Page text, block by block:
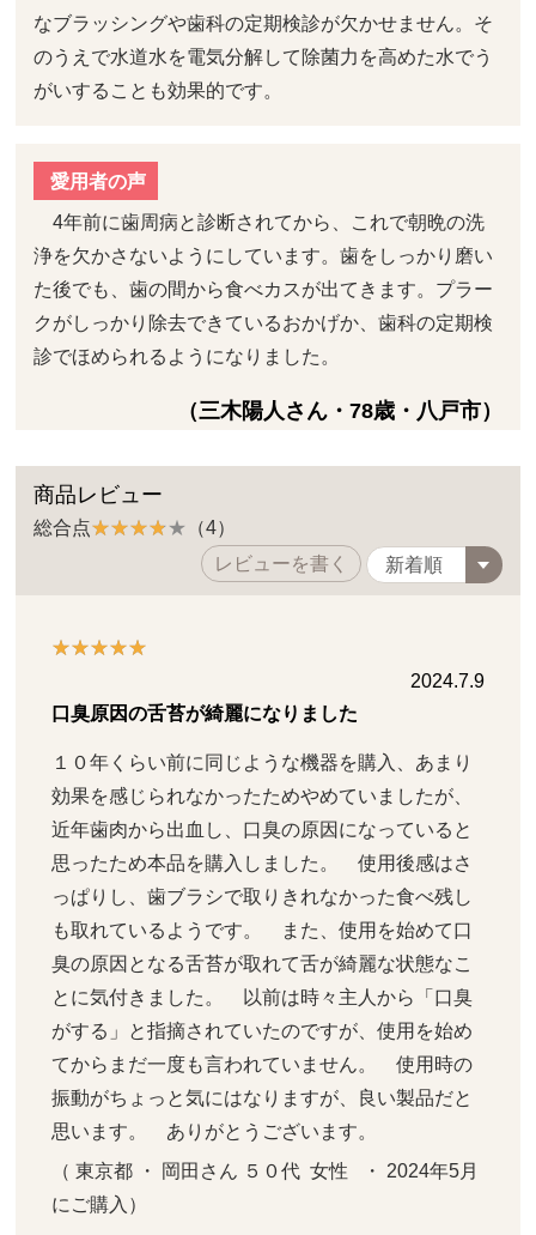
なブラッシングや歯科の定期検診が欠かせません。そ
のうえで水道水を電気分解して除菌力を高めた水でう
がいすることも効果的です。
愛用者の声
4年前に歯周病と診断されてから、これで朝晩の洗
浄を欠かさないようにしています。歯をしっかり磨い
た後でも、歯の間から食べカスが出てきます。プラー
クがしっかり除去できているおかげか、歯科の定期検
診でほめられるようになりました。
（三木陽人さん・78歳・八戸市）
商品レビュー
総合点
（4）
レビューを書く
2024.7.9
口臭原因の舌苔が綺麗になりました
１０年くらい前に同じような機器を購入、あまり
効果を感じられなかったためやめていましたが、
近年歯肉から出血し、口臭の原因になっていると
思ったため本品を購入しました。　使用後感はさ
っぱりし、歯ブラシで取りきれなかった食べ残し
も取れているようです。　また、使用を始めて口
臭の原因となる舌苔が取れて舌が綺麗な状態なこ
とに気付きました。　以前は時々主人から「口臭
がする」と指摘されていたのですが、使用を始め
てからまだ一度も言われていません。　使用時の
振動がちょっと気にはなりますが、良い製品だと
思います。　ありがとうございます。
（ 東京都 ・ 岡田さん ５０代  女性   ・ 2024年5月
にご購入）